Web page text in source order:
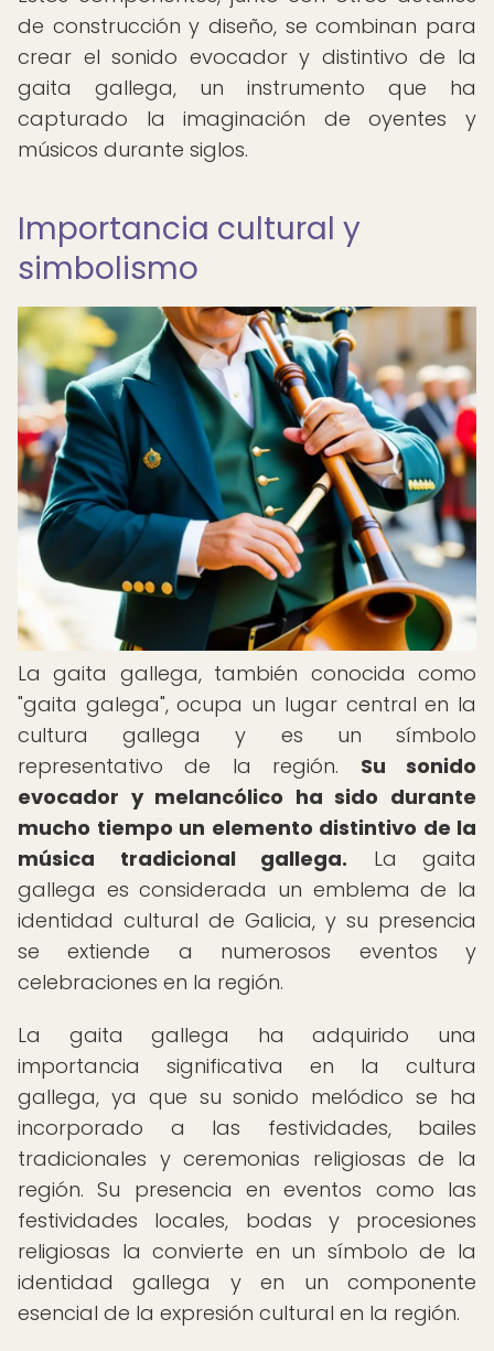
de construcción y diseño, se combinan para
crear el sonido evocador y distintivo de la
gaita gallega, un instrumento que ha
capturado la imaginación de oyentes y
músicos durante siglos.
Importancia cultural y
simbolismo
La gaita gallega, también conocida como
"gaita galega", ocupa un lugar central en la
cultura gallega y es un símbolo
representativo de la región. Su sonido
evocador y melancólico ha sido durante
mucho tiempo un elemento distintivo de la
música tradicional gallega. La gaita
gallega es considerada un emblema de la
identidad cultural de Galicia, y su presencia
se extiende a numerosos eventos y
celebraciones en la región.
La gaita gallega ha adquirido una
importancia significativa en la cultura
gallega, ya que su sonido melódico se ha
incorporado a las festividades, bailes
tradicionales y ceremonias religiosas de la
región. Su presencia en eventos como las
festividades locales, bodas y procesiones
religiosas la convierte en un símbolo de la
identidad gallega y en un componente
esencial de la expresión cultural en la región.